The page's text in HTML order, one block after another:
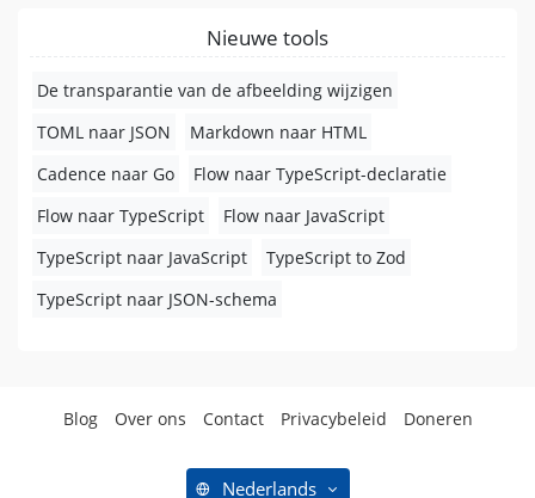
Nieuwe tools
De transparantie van de afbeelding wijzigen
TOML naar JSON
Markdown naar HTML
Cadence naar Go
Flow naar TypeScript-declaratie
Flow naar TypeScript
Flow naar JavaScript
TypeScript naar JavaScript
TypeScript to Zod
TypeScript naar JSON-schema
Blog Over ons Contact Privacybeleid Doneren
Nederlands